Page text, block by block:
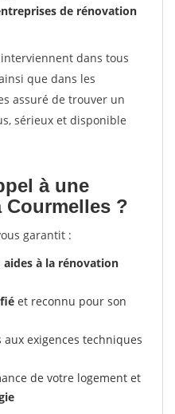
de rénovation
dans tous
que dans les
assuré de trouver un
sérieux et disponible
à une
Courmelles ?
garantit :
aides à la rénovation
et reconnu pour son
exigences techniques
de votre logement et